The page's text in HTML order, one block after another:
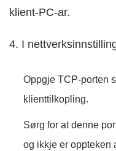
klient-PC-ar.
4. I
Oppgje TCP-porten
klienttilkopling.
Sørg for at denne
og ikkje er oppteken